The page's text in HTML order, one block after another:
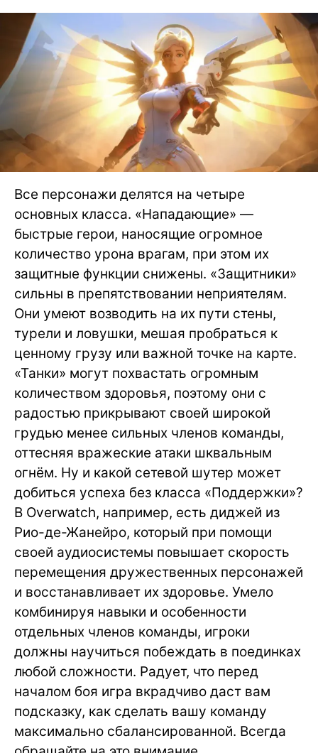
Все персонажи делятся на четыре
основных класса. «Нападающие» —
быстрые герои, наносящие огромное
количество урона врагам, при этом их
защитные функции снижены. «Защитники»
сильны в препятствовании неприятелям.
Они умеют возводить на их пути стены,
турели и ловушки, мешая пробраться к
ценному грузу или важной точке на карте.
«Танки» могут похвастать огромным
количеством здоровья, поэтому они с
радостью прикрывают своей широкой
грудью менее сильных членов команды,
оттесняя вражеские атаки шквальным
огнём. Ну и какой сетевой шутер может
добиться успеха без класса «Поддержки»?
В Overwatch, например, есть диджей из
Рио-де-Жанейро, который при помощи
своей аудиосистемы повышает скорость
перемещения дружественных персонажей
и восстанавливает их здоровье. Умело
комбинируя навыки и особенности
отдельных членов команды, игроки
должны научиться побеждать в поединках
любой сложности. Радует, что перед
началом боя игра вкрадчиво даст вам
подсказку, как сделать вашу команду
максимально сбалансированной. Всегда